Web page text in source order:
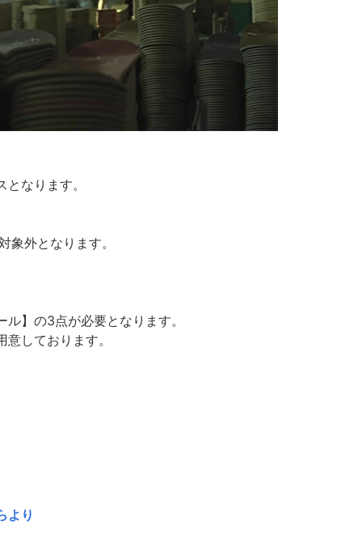
なります。
外となります。
】の3点が必要となります。
しております。
より